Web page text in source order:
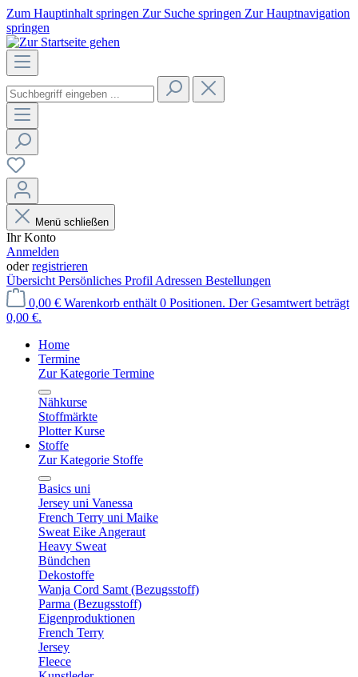
Zum Hauptinhalt springen Zur Suche springen Zur Hauptnavigation
springen
Menü schließen
Ihr Konto
Anmelden
oderregistrieren
Übersicht Persönliches Profil Adressen Bestellungen
0,00 € Warenkorb enthält 0 Positionen. Der Gesamtwert beträgt
0,00 €.
Home
Termine
Zur Kategorie Termine
Nähkurse
Stoffmärkte
Plotter Kurse
Stoffe
Zur Kategorie Stoffe
Basics uni
Jersey uni Vanessa
French Terry uni Maike
Sweat Eike Angeraut
Heavy Sweat
Bündchen
Dekostoffe
Wanja Cord Samt (Bezugsstoff)
Parma (Bezugsstoff)
Eigenproduktionen
French Terry
Jersey
Fleece